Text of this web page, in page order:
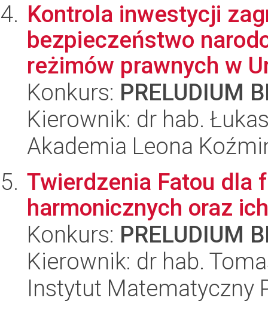
Kontrola inwestycji
bezpieczeństwo
reżimów prawnych w
Konkurs: PRELUDIUM
Kierownik: dr hab.
Akademia Leona
Twierdzenia Fatou dla
harmonicznych oraz
Konkurs: PRELUDIUM
Kierownik: dr hab.
Instytut Matematyczny